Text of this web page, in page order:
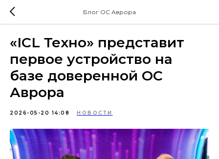
Блог ОС Аврора
«ICL Техно» представит
первое устройство на
базе доверенной ОС
Аврора
2026-05-20 14:08 НОВОСТИ